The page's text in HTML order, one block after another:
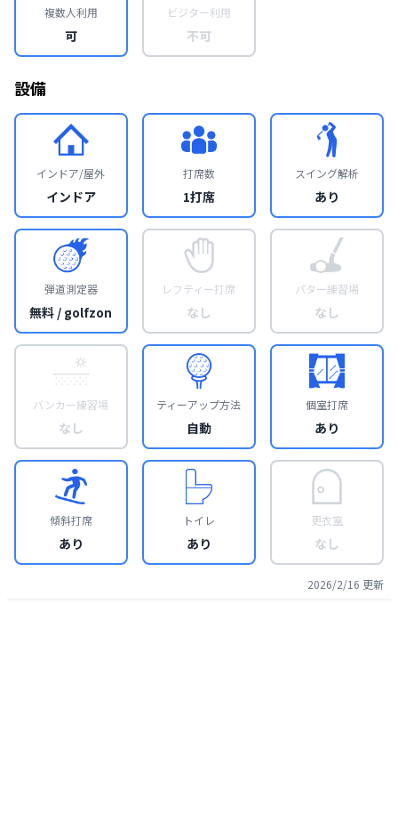
複数人利用
可
ビジター利用
不可
設備
インドア/屋外
インドア
打席数
1打席
スイング解析
あり
弾道測定器
無料 / golfzon
レフティー打席
なし
パター練習場
なし
バンカー練習場
なし
ティーアップ方法
自動
個室打席
あり
傾斜打席
あり
トイレ
あり
更衣室
なし
2026/2/16 更新